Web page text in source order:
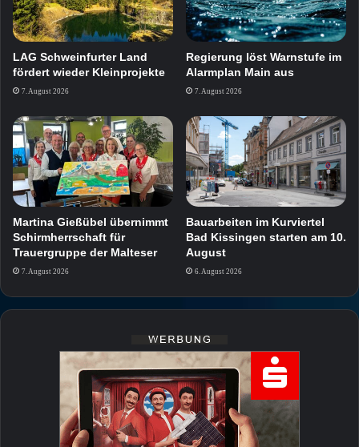
LAG Schweinfurter Land
fördert wieder Kleinprojekte
7. August 2026
Regierung löst Warnstufe im
Alarmplan Main aus
7. August 2026
Martina Gießübel übernimmt
Schirmherrschaft für
Trauergruppe der Malteser
7. August 2026
Bauarbeiten im Kurviertel
Bad Kissingen starten am 10.
August
6. August 2026